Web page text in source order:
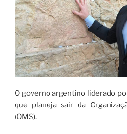
O governo argentino liderado
que planeja sair da
(OMS).